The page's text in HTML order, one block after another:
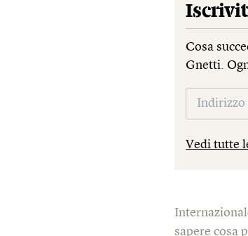
Cosa
Gnetti.
Vedi tutte
sapere cosa